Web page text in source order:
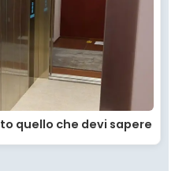
quello che devi sapere